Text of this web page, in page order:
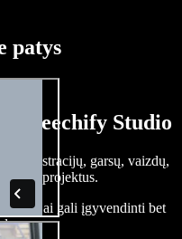
patys
Speechify Studio
iliustracijų, garsų, vaizdų,
projektus.
kūrėjai gali įgyvendinti bet